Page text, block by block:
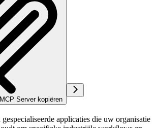
MCP Server kopiëren
applicaties die uw organisatie